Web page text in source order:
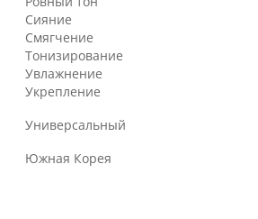
Сияние
Смягчение
Тонизирование
Увлажнение
Укрепление
Универсальный
Южная Корея